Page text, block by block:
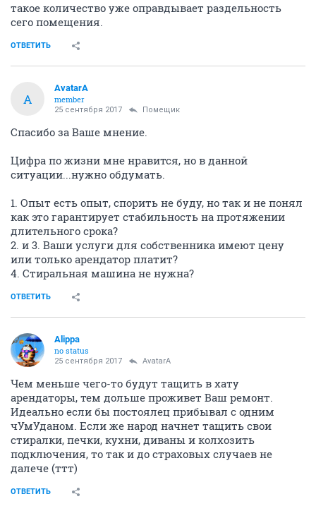
такое количество уже оправдывает раздельность
сего помещения.
ОТВЕТИТЬ
A
AvatarA
member
25 сентября 2017 Помещик
Спасибо за Ваше мнение.
Цифра по жизни мне нравится, но в данной
ситуации...нужно обдумать.
1. Опыт есть опыт, спорить не буду, но так и не понял
как это гарантирует стабильность на протяжении
длительного срока?
2. и 3. Ваши услуги для собственника имеют цену
или только арендатор платит?
4. Стиральная машина не нужна?
ОТВЕТИТЬ
Alippa
no status
25 сентября 2017 AvatarA
Чем меньше чего-то будут тащить в хату
арендаторы, тем дольше проживет Ваш ремонт.
Идеально если бы постоялец прибывал с одним
чУмУданом. Если же народ начнет тащить свои
стиралки, печки, кухни, диваны и колхозить
подключения, то так и до страховых случаев не
далече (ттт)
ОТВЕТИТЬ